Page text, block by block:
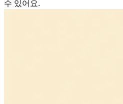
수 있어요.